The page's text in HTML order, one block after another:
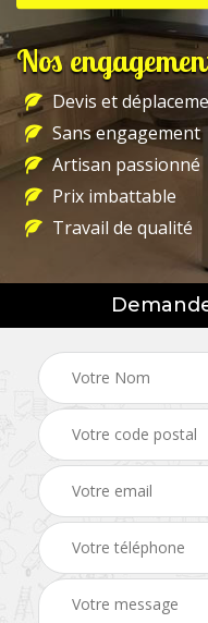
Nos
Devis et
Sans engagement
Artisan passionné
Prix imbattable
Travail de qualité